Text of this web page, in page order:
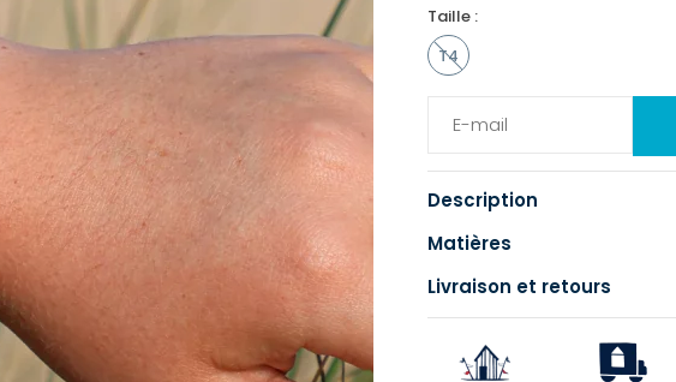
Taille :
T4
Description
Matières
Livraison et retours